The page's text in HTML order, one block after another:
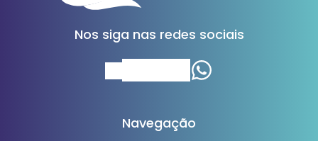
Nos siga nas redes sociais
Navegação